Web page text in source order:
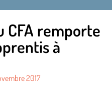
CFA remporte
à
2017